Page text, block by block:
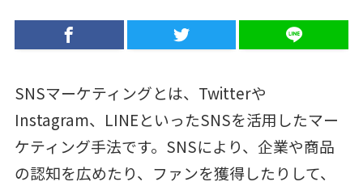
SNSマーケティングとは、Twitterや
Instagram、LINEといったSNSを活用したマー
ケティング手法です。SNSにより、企業や商品
の認知を広めたり、ファンを獲得したりして、